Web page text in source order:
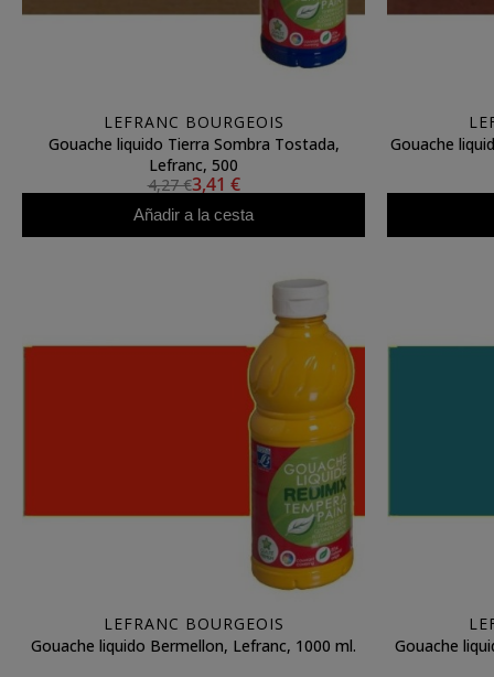
LEFRANC BOURGEOIS
Gouache liquido Tierra Sombra Tostada,
Lefranc, 500
4,27 €3,41 €
Añadir a la cesta
Gouache
LEFRANC BOURGEOIS
Gouache liquido Bermellon, Lefranc, 1000 ml.
Gouache